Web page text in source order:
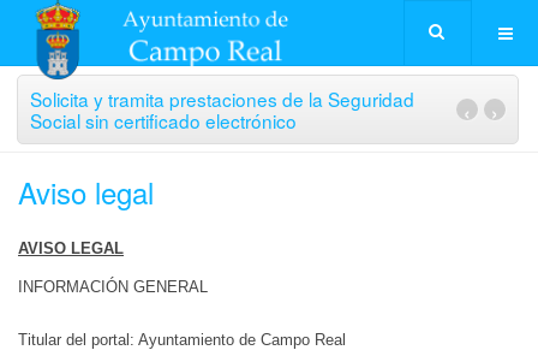
Solicita y tramita prestaciones de la Seguridad
Social sin certificado electrónico
›
‹
Aviso legal
AVISO LEGAL
INFORMACIÓN GENERAL
Titular del portal: Ayuntamiento de Campo Real